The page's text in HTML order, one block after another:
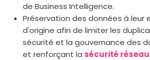
de Business Intelligence.
Préservation des données à leur
d'origine afin de limiter les
sécurité et la gouvernance des
et renforçant la sécurité réseau